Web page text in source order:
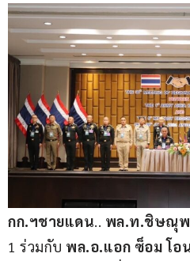
กก.ฯชายแดน พล.ท.ชิษณุพ
1 ร่วมกับ พล.อ.แอก ซ็อม โอ